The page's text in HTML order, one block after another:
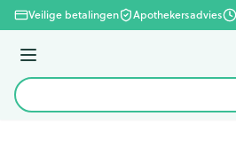
Ga naar de inhoud
Veilige betalingen Apothekersadvies
Menu
Product, merk, categorie...